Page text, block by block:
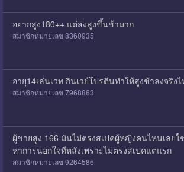
อยากสูง180++ แต่ส่งสูงขึ้นช้ามาก
สมาชิกหมายเลข 8360935
อายุ14เล่นเวท กินเวย์โปรตีนทำให้สูงช้าลงจริง
สมาชิกหมายเลข 7968863
ผู้ชายสูง 166 มันไม่ตรงสเปคผู้หญิงคนไหนเลย
หาการนอกใจทีหลังเพราะไม่ตรงสเปคแต่แรก
สมาชิกหมายเลข 9264586